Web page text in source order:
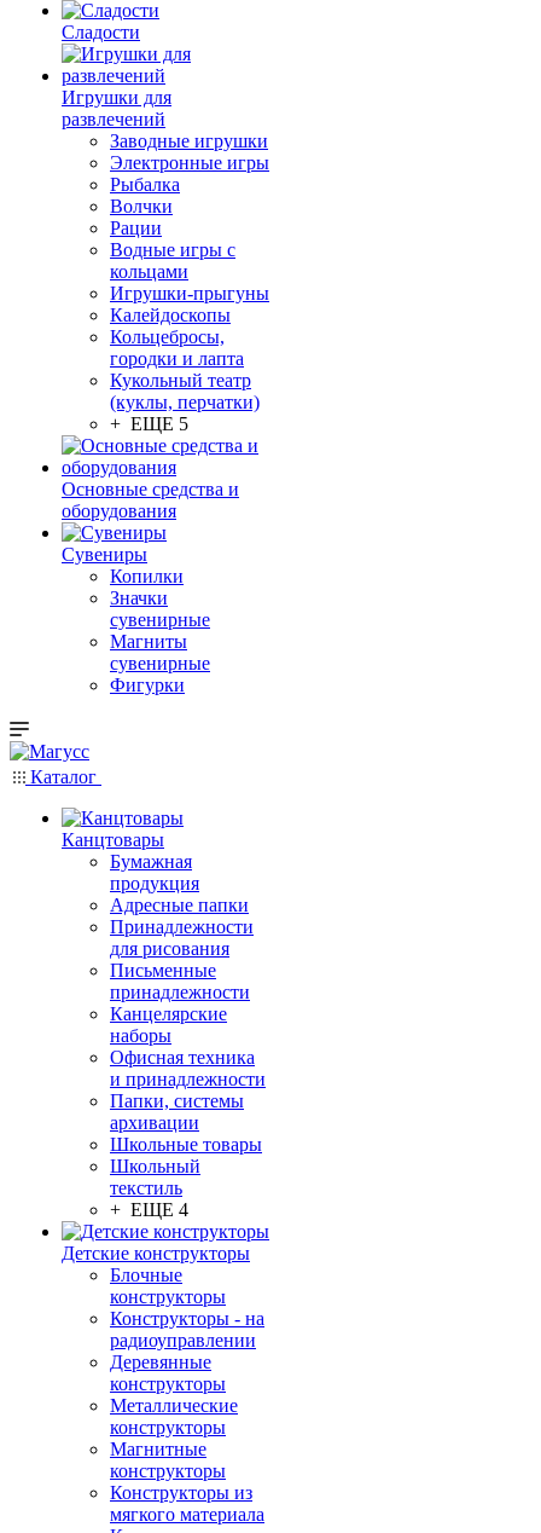
Сладости
Игрушки для
развлечений
Заводные игрушки
Электронные игры
Рыбалка
Волчки
Рации
Водные игры с
кольцами
Игрушки-прыгуны
Калейдоскопы
Кольцебросы,
городки и лапта
Кукольный театр
(куклы, перчатки)
+ ЕЩЕ 5
Основные средства и
оборудования
Сувениры
Копилки
Значки
сувенирные
Магниты
сувенирные
Фигурки
Каталог
Канцтовары
Бумажная
продукция
Адресные папки
Принадлежности
для рисования
Письменные
принадлежности
Канцелярские
наборы
Офисная техника
и принадлежности
Папки, системы
архивации
Школьные товары
Школьный
текстиль
+ ЕЩЕ 4
Детские конструкторы
Блочные
конструкторы
Конструкторы - на
радиоуправлении
Деревянные
конструкторы
Металлические
конструкторы
Магнитные
конструкторы
Конструкторы из
мягкого материала